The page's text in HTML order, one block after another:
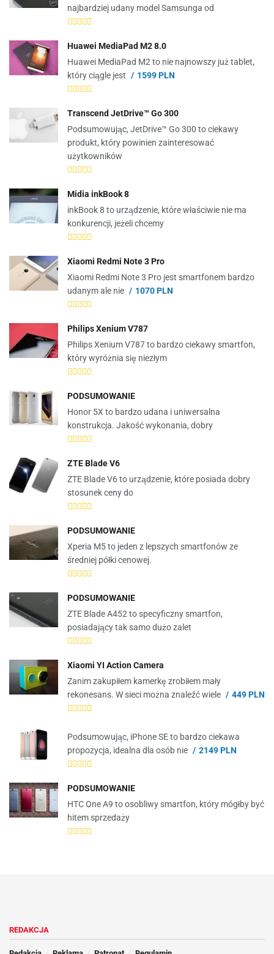
najbardziej udany model Samsunga od
Huawei MediaPad M2 8.0
Huawei MediaPad M2 to nie najnowszy już tablet,
który ciągle jest
1599 PLN
Transcend JetDrive™ Go 300
Podsumowując, JetDrive™ Go 300 to ciekawy
produkt, który powinien zainteresować
użytkowników
Midia inkBook 8
inkBook 8 to urządzenie, które właściwie nie ma
konkurencji, jeżeli chcemy
Xiaomi Redmi Note 3 Pro
Xiaomi Redmi Note 3 Pro jest smartfonem bardzo
udanym ale nie
1070 PLN
Philips Xenium V787
Philips Xenium V787 to bardzo ciekawy smartfon,
który wyróżnia się niezłym
PODSUMOWANIE
Honor 5X to bardzo udana i uniwersalna
konstrukcja. Jakość wykonania, dobry
ZTE Blade V6
ZTE Blade V6 to urządzenie, które posiada dobry
stosunek ceny do
PODSUMOWANIE
Xperia M5 to jeden z lepszych smartfonów ze
średniej półki cenowej.
PODSUMOWANIE
ZTE Blade A452 to specyficzny smartfon,
posiadający tak samo dużo zalet
Xiaomi YI Action Camera
Zanim zakupiłem kamerkę zrobiłem mały
rekonesans. W sieci można znaleźć wiele
449 PLN
Podsumowując, iPhone SE to bardzo ciekawa
propozycja, idealna dla osób nie
2149 PLN
PODSUMOWANIE
HTC One A9 to osobliwy smartfon, który mógłby być
hitem sprzedaży
REDAKCJA